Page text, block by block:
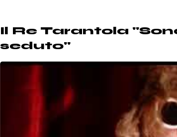
Il Re Tarantola
seduto"